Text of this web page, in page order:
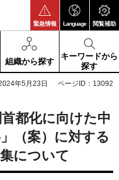
緊急情報 Language 閲覧補助
組織から探す
キーワードから
探す
年5月23日 ページID：13092
都化に向けた中
（案）に対する
について